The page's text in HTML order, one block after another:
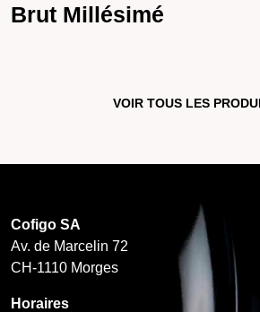
Brut Millésimé
VOIR TOUS LES
Cofigo SA
Av. de Marcelin 72
CH-1110 Morges
Horaires